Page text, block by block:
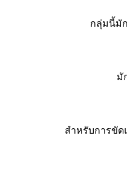
กลุ่มนี้มั
มั
สำหรับการขัด